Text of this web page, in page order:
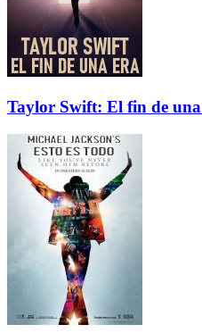
Taylor Swift: El fin de